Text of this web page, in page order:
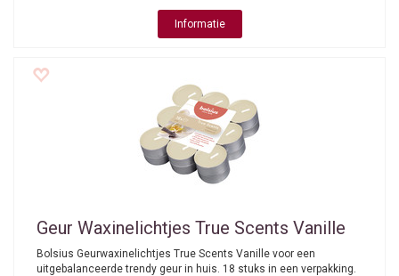
Informatie
Geur Waxinelichtjes True Scents Vanille
Bolsius Geurwaxinelichtjes True Scents Vanille voor een
uitgebalanceerde trendy geur in huis. 18 stuks in een verpakking.